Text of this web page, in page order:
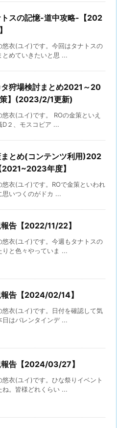
トスの記憶-道中攻略-【202
悠衣(ユイ)です。今回はタナトスの
とめていきたいと思 ...
タ狩場検討まとめ2021～20
】(2023/2/1更新)
悠衣(ユイ)です。 ROの金策といえ
D２、モスコビア ...
まとめ(コンテンツ利用)202
年度】
悠衣(ユイ)です。ROで金策といわれ
思いつくのがドカ ...
報告【2022/11/22】
悠衣(ユイ)です。今週もタナトスの
りと色々やっていま ...
報告【2024/02/14】
悠衣(ユイ)です。日付を確認して気
日はバレンタインデ ...
報告【2024/03/27】
悠衣(ユイ)です。ひな祭りイベント
ね。皆様どれくらい ...